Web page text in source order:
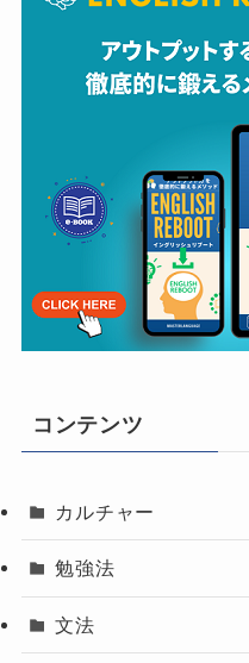
コンテンツ
カルチャー
勉強法
文法